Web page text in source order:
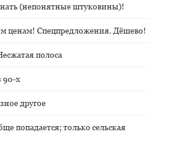
(непонятные штуковины)!
ценам! Спецпредложения. Дёшево!
полоса
90-х
другое
попадается; только сельская